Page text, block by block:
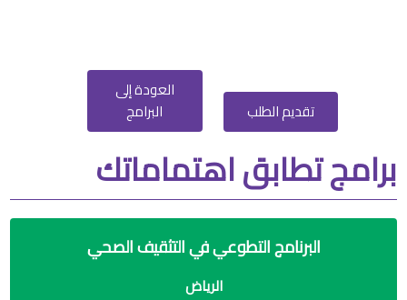
تقديم الطلب
العودة إلى
البرامج
برامج تطابق اهتماماتك
البرنامج التطوعي في التثقيف الصحي
الرياض